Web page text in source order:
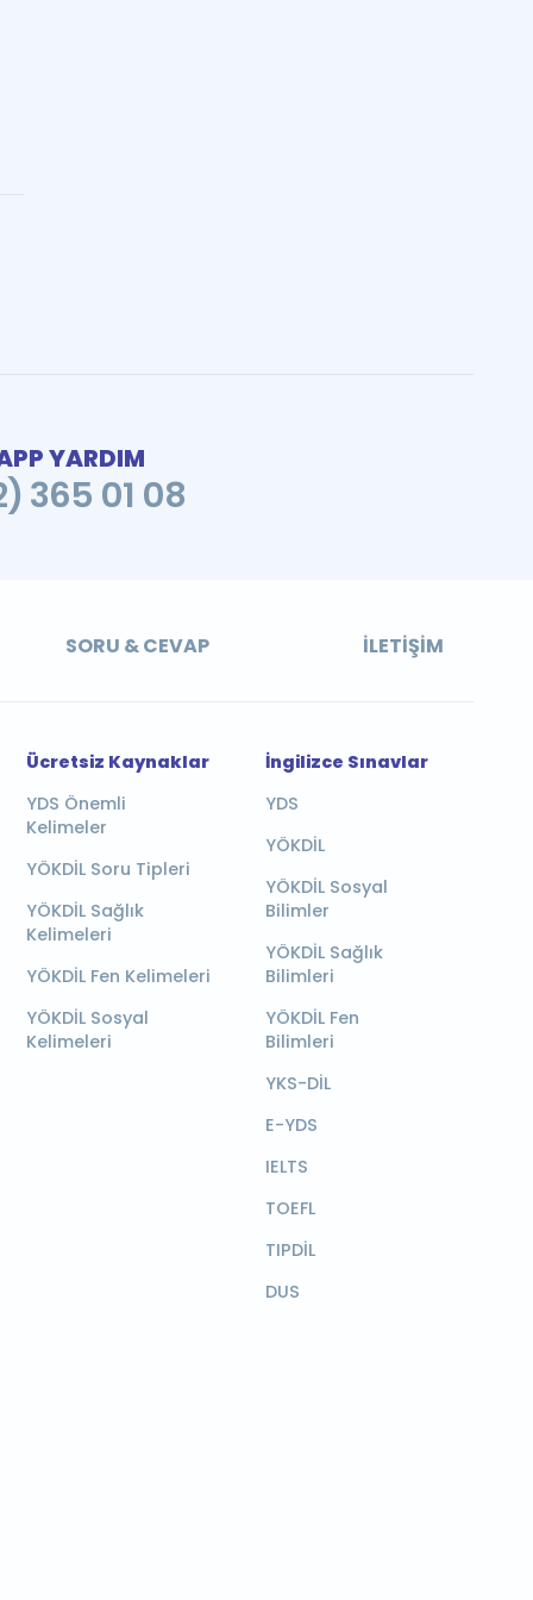
YARDIM
365 01 08
SORU & CEVAP İLETIŞIM
Ücretsiz Kaynaklar
YDS Önemli
Kelimeler
YÖKDİL Soru Tipleri
YÖKDİL Sağlık
Kelimeleri
YÖKDİL Fen Kelimeleri
YÖKDİL Sosyal
Kelimeleri
İngilizce Sınavlar
YDS
YÖKDİL
YÖKDİL Sosyal
Bilimler
YÖKDİL Sağlık
Bilimleri
YÖKDİL Fen
Bilimleri
YKS-DİL
E-YDS
IELTS
TOEFL
TIPDİL
DUS